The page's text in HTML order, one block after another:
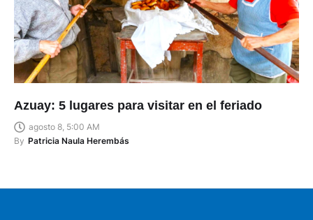
Azuay: 5 lugares para visitar en el feriado
agosto 8, 5:00 AM
By Patricia Naula Herembás